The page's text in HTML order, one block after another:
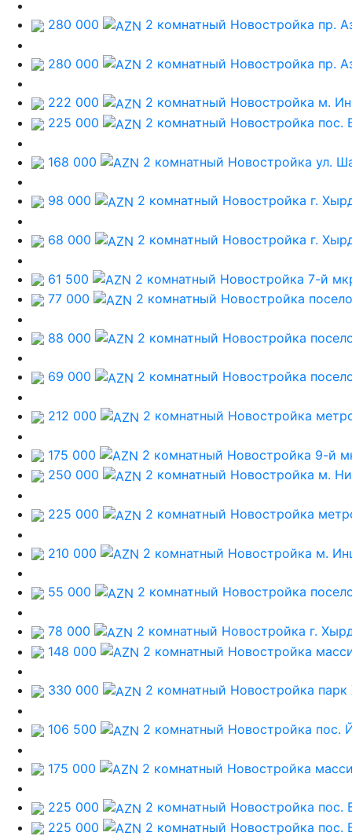
280 000 2 комнатный Новостройка пр.
280 000 2 комнатный Новостройка пр.
222 000 2 комнатный Новостройка м.
225 000
2 комнатный Новостройка пос.
168 000 2 комнатный Новостройка ул.
98 000 2 комнатный Новостройка г.
68 000 2 комнатный Новостройка г.
61 500 2 комнатный Новостройка 7-й
77 000
2 комнатный Новостройка
88 000 2 комнатный Новостройка
69 000 2 комнатный Новостройка
212 000 2 комнатный Новостройка
175 000 2 комнатный Новостройка 9-й
250 000
2 комнатный Новостройка м.
225 000 2 комнатный Новостройка
210 000 2 комнатный Новостройка м.
55 000 2 комнатный Новостройка
78 000 2 комнатный Новостройка г.
148 000
2 комнатный Новостройка
330 000 2 комнатный Новостройка
106 500 2 комнатный Новостройка пос.
175 000 2 комнатный Новостройка
225 000 2 комнатный Новостройка пос.
225 000
2 комнатный Новостройка пос.